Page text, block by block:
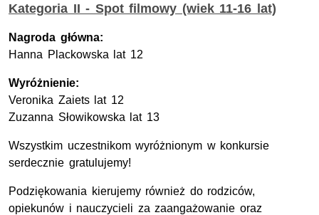
Kategoria II - Spot filmowy (wiek 11-16 lat)
Nagroda główna:
Hanna Plackowska lat 12
Wyróżnienie:
Veronika Zaiets lat 12
Zuzanna Słowikowska lat 13
Wszystkim uczestnikom wyróżnionym w konkursie
serdecznie gratulujemy!
Podziękowania kierujemy również do rodziców,
opiekunów i nauczycieli za zaangażowanie oraz